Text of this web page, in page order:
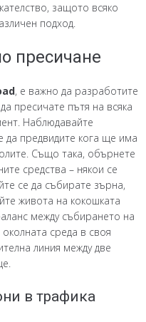
защото всяко
подход.
пресичане
, е важно да разработите
пресичате пътя на всяка
Наблюдавайте
да предвидите кога ще има
Също така, обърнете
средства – някои се
се да събирате зърна,
живота на кокошката
между събирането на
среда в своя
линия между две
в трафика